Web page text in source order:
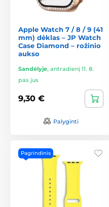
Apple Watch 7 / 8 / 9 (41
mm) dėklas – JP Watch
Case Diamond – rožinio
aukso
Sandėlyje, antradienį 11. 8.
pas jus
9,30 €
Palyginti
Pagrindinis